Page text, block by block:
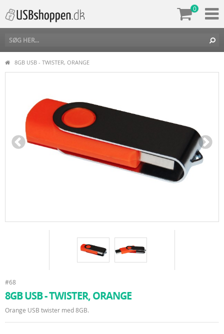
0
8GB USB - TWISTER, ORANGE
#68
8GB USB - TWISTER, ORANGE
Orange USB twister med 8GB.